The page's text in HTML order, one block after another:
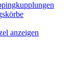
anzeigen